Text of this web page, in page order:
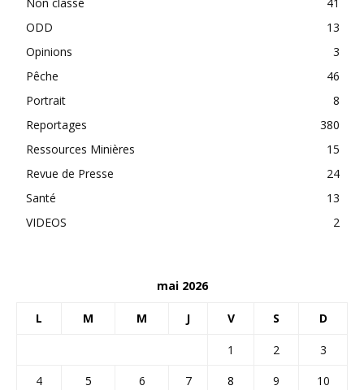
ODD
13
Opinions
3
Pêche
46
Portrait
8
Reportages
380
Ressources Minières
15
Revue de Presse
24
Santé
13
VIDEOS
2
mai 2026
L M M J V S D
1 2
3
4
5 6 7 8 9 10